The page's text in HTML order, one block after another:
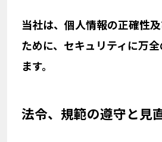
当社は、個人情報の正確性
ために、セキュリティに万
ます。
法令、規範の遵守と見